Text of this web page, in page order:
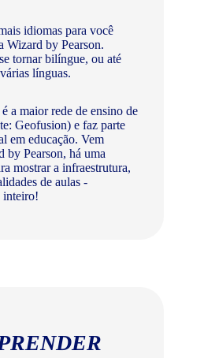
idiomas para você
Wizard by Pearson.
tornar bilíngue, ou até
línguas.
a maior rede de ensino de
Geofusion) e faz parte
em educação. Vem
by Pearson, há uma
mostrar a infraestrutura,
de aulas -
inteiro!